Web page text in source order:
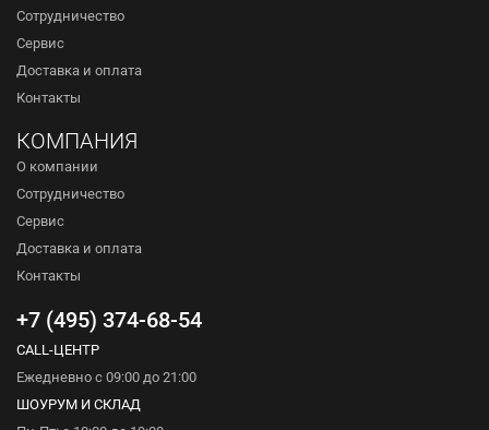
Сотрудничество
Сервис
Доставка и оплата
Контакты
КОМПАНИЯ
О компании
Сотрудничество
Сервис
Доставка и оплата
Контакты
+7 (495) 374-68-54
CALL-ЦЕНТР
Ежедневно с 09:00 до 21:00
ШОУРУМ И СКЛАД